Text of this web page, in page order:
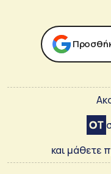
και μάθετε